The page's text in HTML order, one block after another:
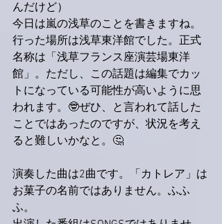
んだけど）
今日は嵐の浅草のことを書きますね。
行った場所は浅草東洋館でした。正式
名称は「浅草フランス座演芸場東洋
館」。ただし、この話題は編集でカッ
トになっている可能性が高いように思
われます。🤓ぜひ、と言われて話した
ことではあったのですが、状況を考え
ると難しいかなと。🤔
演奏した曲は2曲です。「カトレア」は
お菓子の名前ではありません。ふふ
ふ。